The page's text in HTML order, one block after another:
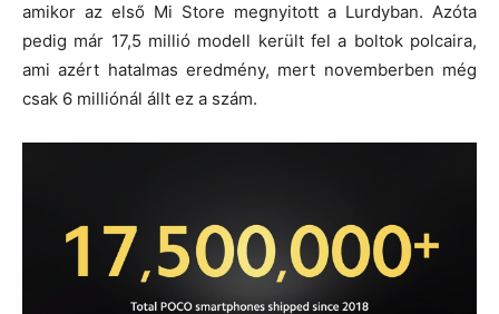
amikor az első Mi Store megnyitott a Lurdyban. Azóta
pedig már 17,5 millió modell került fel a boltok polcaira,
ami azért hatalmas eredmény, mert novemberben még
csak 6 milliónál állt ez a szám.